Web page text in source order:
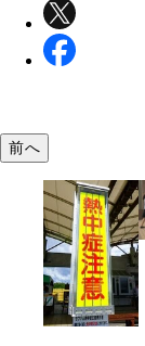
前へ